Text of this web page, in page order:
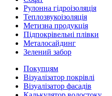
Рулонна гідроізоляція
Теплозвукоізоляція
Метизна продукція
Підпокрівельні плівки
Металосайдинг
Зелений забор
Покупцям
Візуалізатор покрівлі
Візуалізатор фасадів